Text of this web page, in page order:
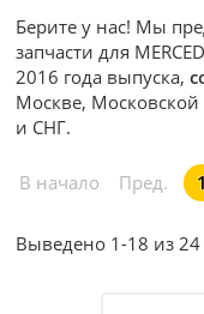
Берите у нас! Мы
запчасти для
2016 года выпуска,
Москве, Московской
и СНГ.
В начало Пред. 1
Выведено 1-18 из 24